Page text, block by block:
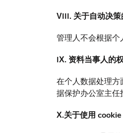
VIII. 关于自动决
管理人不会根据个
IX. 资料当事人的
在个人数据处理方
据保护办公室主任
X.关于使用 cookie